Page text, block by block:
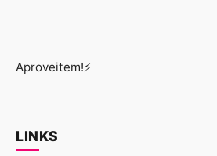
Aproveitem!⚡
LINKS